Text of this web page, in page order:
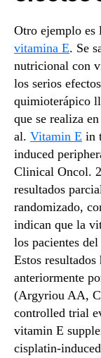
Otro ejemplo es
vitamina E. Se
nutricional con
los serios
quimioterápico
que se realiza
al. Vitamin E in
induced
Clinical Oncol.
resultados
randomizado,
indican que la
los pacientes
Estos resultados
anteriormente
(Argyriou AA,
controlled trial
vitamin E
cisplatin-